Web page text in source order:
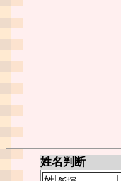
姓名判断